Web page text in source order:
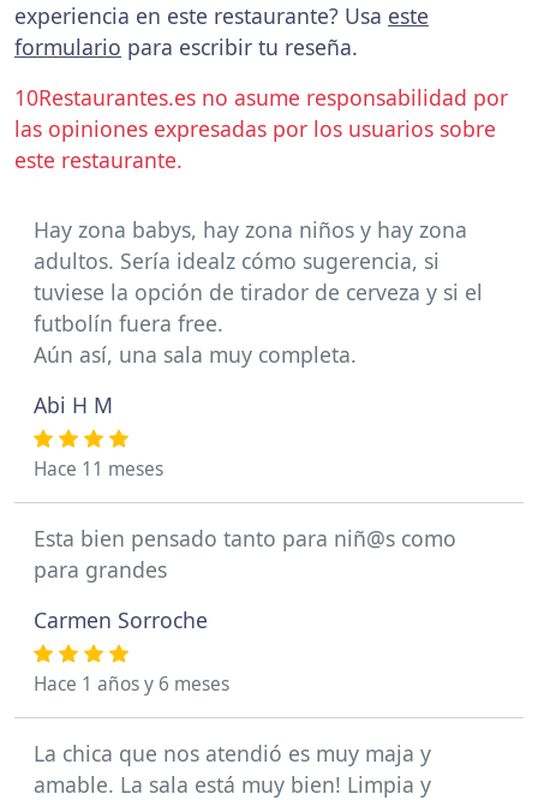
experiencia en este restaurante? Usa este
formulario para escribir tu reseña.
10Restaurantes.es no asume responsabilidad por
las opiniones expresadas por los usuarios sobre
este restaurante.
Hay zona babys, hay zona niños y hay zona
adultos. Sería idealz cómo sugerencia, si
tuviese la opción de tirador de cerveza y si el
futbolín fuera free.
Aún así, una sala muy completa.
Abi H M
Hace 11 meses
Esta bien pensado tanto para niñ@s como
para grandes
Carmen Sorroche
Hace 1 años y 6 meses
La chica que nos atendió es muy maja y
amable. La sala está muy bien! Limpia y